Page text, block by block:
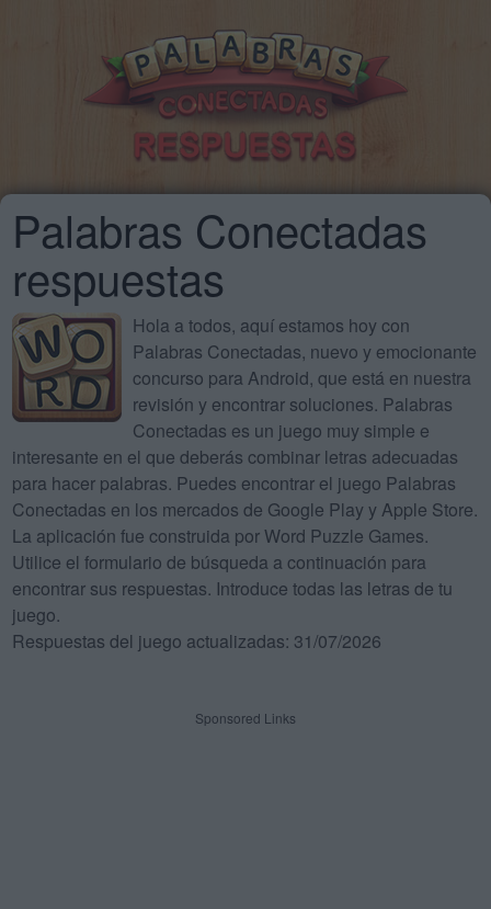
Palabras Conectadas
respuestas
Hola a todos, aquí estamos hoy con
Palabras Conectadas, nuevo y emocionante
concurso para Android, que está en nuestra
revisión y encontrar soluciones. Palabras
Conectadas es un juego muy simple e
interesante en el que deberás combinar letras adecuadas
para hacer palabras. Puedes encontrar el juego Palabras
Conectadas en los mercados de Google Play y Apple Store.
La aplicación fue construida por Word Puzzle Games.
Utilice el formulario de búsqueda a continuación para
encontrar sus respuestas. Introduce todas las letras de tu
juego.
Respuestas del juego actualizadas: 31/07/2026
Sponsored Links